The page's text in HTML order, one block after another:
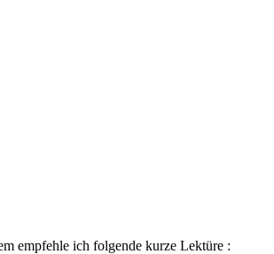
empfehle ich folgende kurze Lektüre :